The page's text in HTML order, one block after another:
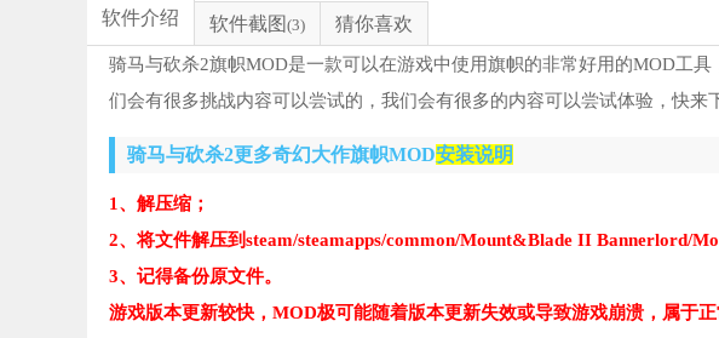
软件介绍 软件截图 (3) 猜你喜欢
骑马与砍杀2旗帜MOD是一款可以在游戏中使用旗帜的非常好用的MOD工
们会有很多挑战内容可以尝试的，我们会有很多的内容可以尝试体验，快来
骑马与砍杀2更多奇幻大作旗帜MOD安装说明
1、解压缩；
2、将文件解压到steam/steamapps/common/Mount&Blade II Bannerlord/
3、记得备份原文件。
游戏版本更新较快，MOD极可能随着版本更新失效或导致游戏崩溃，属于正